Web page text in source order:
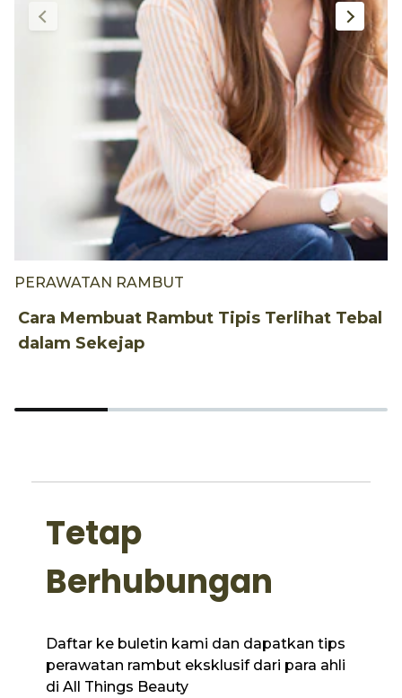
PERAWATAN RAMBUT
Cara Membuat Rambut Tipis Terlihat Tebal
dalam Sekejap
Tetap
Berhubungan
Daftar ke buletin kami dan dapatkan tips
perawatan rambut eksklusif dari para ahli
di All Things Beauty